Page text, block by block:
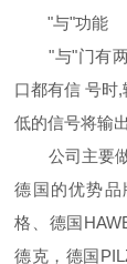
"与"功能
"与"门有两
口都有信 号时
低的信号将输
公司主要做
德国的优势品
格、德国
德克，德国